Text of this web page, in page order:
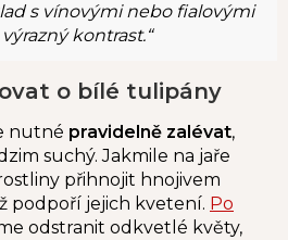
s vínovými nebo fialovými
kontrast.“
o bílé tulipány
nutné pravidelně zalévat,
suchý. Jakmile na jaře
přihnojit hnojivem
podpoří jejich kvetení. Po
odstranit odkvetlé květy,